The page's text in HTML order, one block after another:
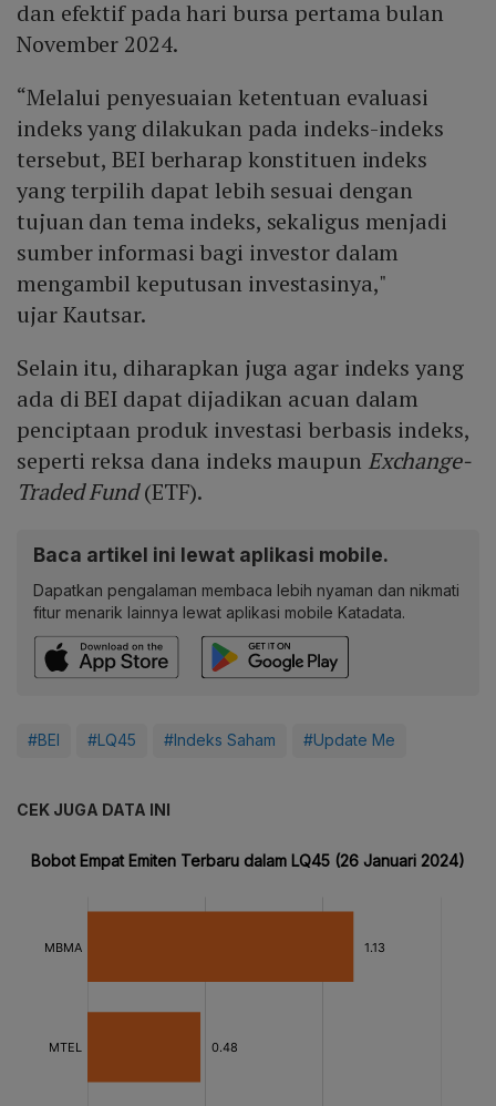
dan efektif pada hari bursa pertama bulan
November 2024.
“Melalui penyesuaian ketentuan evaluasi
indeks yang dilakukan pada indeks-indeks
tersebut, BEI berharap konstituen indeks
yang terpilih dapat lebih sesuai dengan
tujuan dan tema indeks, sekaligus menjadi
sumber informasi bagi investor dalam
mengambil keputusan investasinya,"
ujar Kautsar.
Selain itu, diharapkan juga agar indeks yang
ada di BEI dapat dijadikan acuan dalam
penciptaan produk investasi berbasis indeks,
seperti reksa dana indeks maupun Exchange-
Traded Fund(ETF).
Baca artikel ini lewat aplikasi mobile.
Dapatkan pengalaman membaca lebih nyaman dan nikmati
fitur menarik lainnya lewat aplikasi mobile Katadata.
#BEI #LQ45 #Indeks Saham #Update Me
CEK JUGA DATA INI